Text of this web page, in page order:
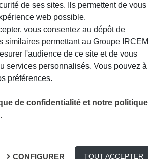
LA RETRAITE, CES PAPIERS
deviennent
de ses sites. Ils permettent de vous
web possible.
vous consentez au dépôt de
similaires permettant au Groupe IRCEM
l'audience de ce site et de vous
services personnalisés. Vous pouvez à
préférences.
de confidentialité et notre politique
CONFIGURER TOUT ACCEPTER